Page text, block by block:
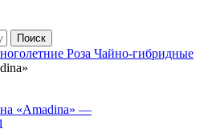
Поиск
Роза Чайно-гибридные